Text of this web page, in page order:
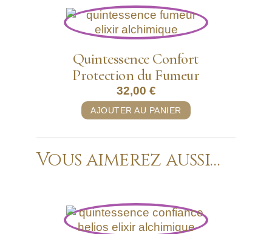
Quintessence Confort
Protection du Fumeur
32,00 €
AJOUTER AU PANIER
Vous aimerez aussi…